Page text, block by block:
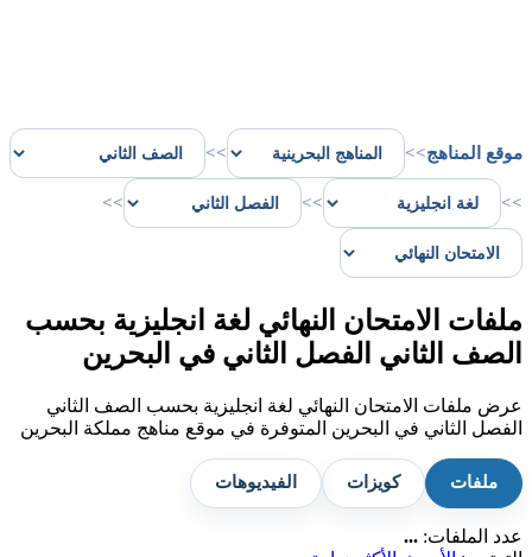
موقع المناهج>>
>>
>>
>>
>>
ملفات الامتحان النهائي لغة انجليزية بحسب
الصف الثاني الفصل الثاني في البحرين
عرض ملفات الامتحان النهائي لغة انجليزية بحسب الصف الثاني
الفصل الثاني في البحرين المتوفرة في موقع مناهج مملكة البحرين
ملفات كويزات الفيديوهات
عدد الملفات: ...